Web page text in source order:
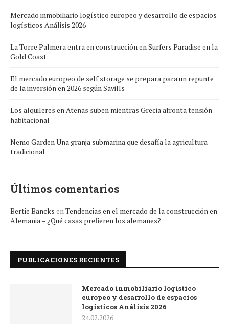
Mercado inmobiliario logístico europeo y desarrollo de espacios
logísticos Análisis 2026
La Torre Palmera entra en construcción en Surfers Paradise en la
Gold Coast
El mercado europeo de self storage se prepara para un repunte
de la inversión en 2026 según Savills
Los alquileres en Atenas suben mientras Grecia afronta tensión
habitacional
Nemo Garden Una granja submarina que desafía la agricultura
tradicional
Últimos comentarios
Bertie Bancks enTendencias en el mercado de la construcción en
Alemania – ¿Qué casas prefieren los alemanes?
PUBLICACIONES RECIENTES
Mercado inmobiliario logístico
europeo y desarrollo de espacios
logísticos Análisis 2026
24.02.2026